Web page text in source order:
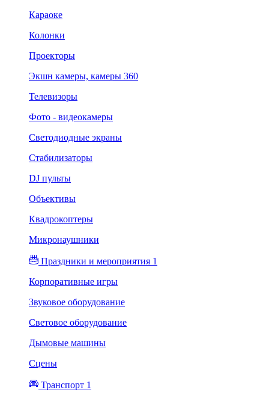
Караоке
Колонки
Проекторы
Экшн камеры, камеры 360
Телевизоры
Фото - видеокамеры
Светодиодные экраны
Стабилизаторы
DJ пульты
Объективы
Квадрокоптеры
Микронаушники
Праздники и мероприятия 1
Корпоративные игры
Звуковое оборудование
Световое оборудование
Дымовые машины
Сцены
Транспорт 1